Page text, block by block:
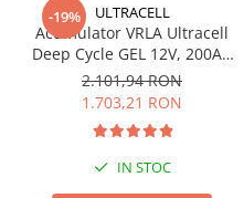
-19% ULTRACELL
Acumulator VRLA Ultracell
Deep Cycle GEL 12V, 200Ah
UCG200-12
2.101,94 RON
1.703,21 RON
IN STOC